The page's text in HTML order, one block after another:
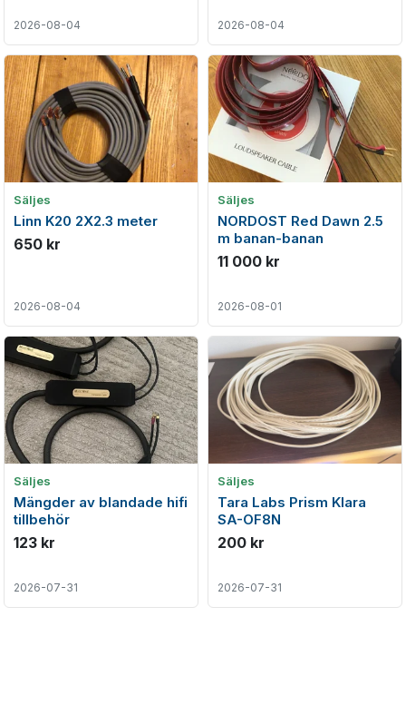
2026-08-04 2026-08-04
Säljes
Linn K20 2X2.3 meter
650 kr
2026-08-04
Säljes
NORDOST Red Dawn 2.5
m banan-banan
11 000 kr
2026-08-01
Säljes
Mängder av blandade hifi
tillbehör
123 kr
2026-07-31
Säljes
Tara Labs Prism Klara
SA-OF8N
200 kr
2026-07-31